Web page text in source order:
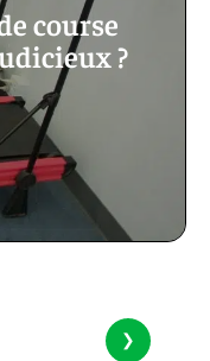
course
?